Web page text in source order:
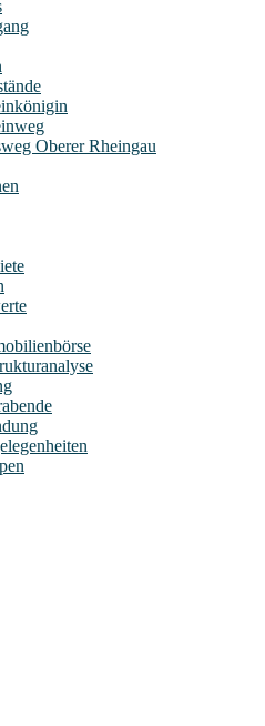
Oberer Rheingau